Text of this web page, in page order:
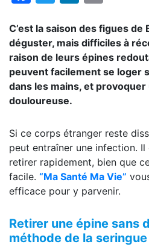
C’est la saison des figues
déguster, mais difficiles à
raison de leurs épines
peuvent facilement se loger
dans les mains, et
douloureuse.
Si ce corps étranger reste
peut entraîner une infection.
retirer rapidement, bien que
facile. “Ma Santé Ma Vie”
efficace pour y parvenir.
Retirer une épine sans
méthode de la seringue